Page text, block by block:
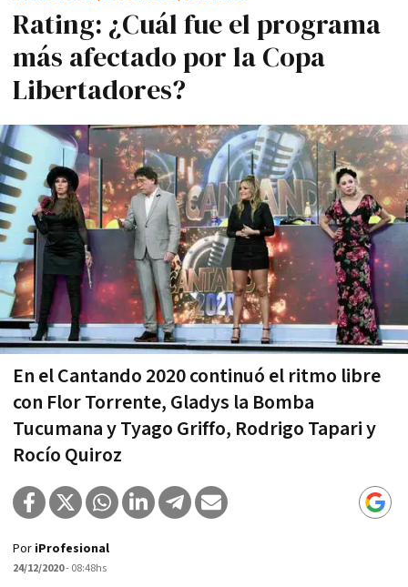
Rating: ¿Cuál fue el programa
más afectado por la Copa
Libertadores?
En el Cantando 2020 continuó el ritmo libre
con Flor Torrente, Gladys la Bomba
Tucumana y Tyago Griffo, Rodrigo Tapari y
Rocío Quiroz
Por iProfesional
24/12/2020- 08:48hs